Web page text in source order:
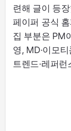
련해 글이 등
페이퍼 공식
집 부분은 PM
영, MD·이모
트렌드·레퍼